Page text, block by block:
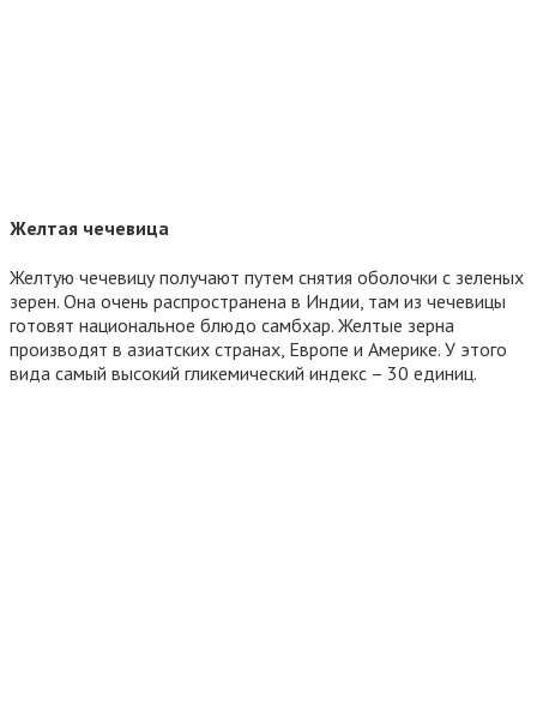
Желтая чечевица
Желтую чечевицу получают путем снятия оболочки с зеленых
зерен. Она очень распространена в Индии, там из чечевицы
готовят национальное блюдо самбхар. Желтые зерна
производят в азиатских странах, Европе и Америке. У этого
вида самый высокий гликемический индекс – 30 единиц.